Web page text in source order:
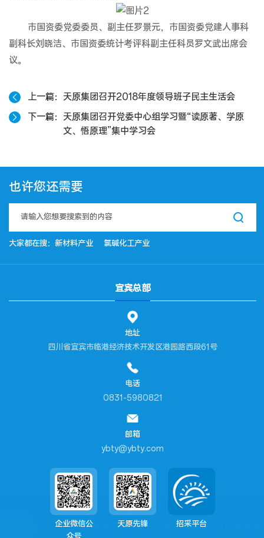
市国资委党委委员、副主任罗景元，市国资委党建人事科
副科长刘晓洁、市国资委统计考评科副主任科员罗文武出席会
议。
上一篇
天原集团召开2018年度领导班子民主生活会
下一篇
天原集团召开党委中心组学习暨“读原著、学原
文、悟原理”集中学习会
也许您还需要
大家都在搜： 新材料产业 氯碱化工产业
宜宾总部
地址
四川省宜宾市临港经济技术开发区港园路西段61号
电话
0831-5980821
邮箱
ybty@ybty.com
企业微信公
天原先锋 招采平台